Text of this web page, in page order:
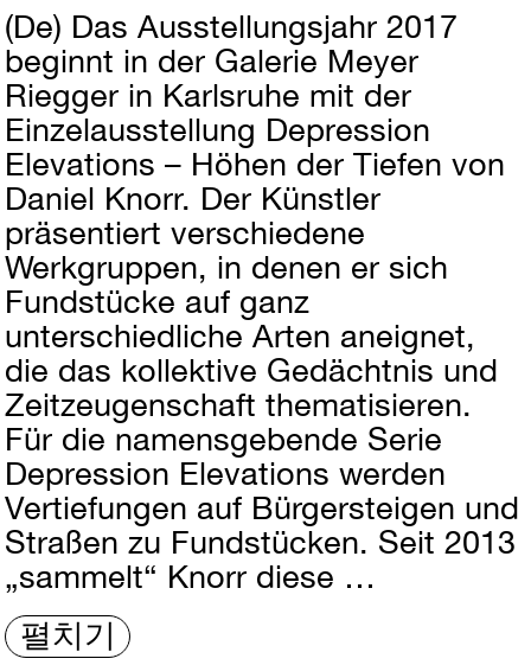
(De) Das Ausstellungsjahr 2017
beginnt in der Galerie Meyer
Riegger in Karlsruhe mit der
Einzelausstellung Depression
Elevations – Höhen der Tiefen von
Daniel Knorr. Der Künstler
präsentiert verschiedene
Werkgruppen, in denen er sich
Fundstücke auf ganz
unterschiedliche Arten aneignet,
die das kollektive Gedächtnis und
Zeitzeugenschaft thematisieren.
Für die namensgebende Serie
Depression Elevations werden
Vertiefungen auf Bürgersteigen und
Straßen zu Fundstücken. Seit 2013
„sammelt“ Knorr diese …
펼치기